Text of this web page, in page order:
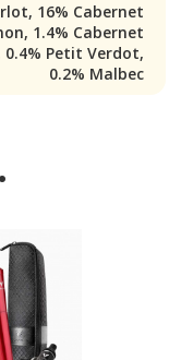
16% Cabernet
1.4% Cabernet
0.4% Petit Verdot,
0.2% Malbec